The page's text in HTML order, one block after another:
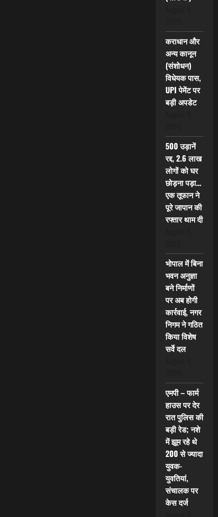
कराधान और
अन्य कानून
(संशोधन)
विधेयक पास,
UPI पेमेंट पर
बड़ी अपडेट
500 उड़ानें
रद्द, 2.6 लाख
लोगों को घर
छोड़ना पड़ा…
एक तूफान ने
पूरे जापान की
रफ्तार थाम दी
भोपाल में बिना
भवन अनुज्ञा
बने निर्माणों
पर अब होगी
कार्रवाई, नगर
निगम ने गठित
किया विशेष
सर्वे दल
एमपी – फार्म
हाउस पर देर
रात पुलिस की
बड़ी रेड; नशे
में झूम रहे थे
200 से ज्यादा
युवक-
युवतियां,
संचालक पर
केस दर्ज